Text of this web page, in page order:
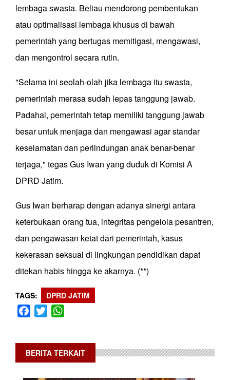
lembaga swasta. Beliau mendorong pembentukan
atau optimalisasi lembaga khusus di bawah
pemerintah yang bertugas memitigasi, mengawasi,
dan mengontrol secara rutin.
"Selama ini seolah-olah jika lembaga itu swasta,
pemerintah merasa sudah lepas tanggung jawab.
Padahal, pemerintah tetap memiliki tanggung jawab
besar untuk menjaga dan mengawasi agar standar
keselamatan dan perlindungan anak benar-benar
terjaga," tegas Gus Iwan yang duduk di Komisi A
DPRD Jatim.
Gus Iwan berharap dengan adanya sinergi antara
keterbukaan orang tua, integritas pengelola pesantren,
dan pengawasan ketat dari pemerintah, kasus
kekerasan seksual di lingkungan pendidikan dapat
ditekan habis hingga ke akarnya. (**)
TAGS DPRD JATIM
Facebook
Twitter
BERITA TERKAIT